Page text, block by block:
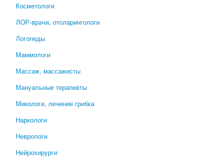
Косметологи
ЛОР-врачи, отоларингологи
Логопеды
Маммологи
Массаж, массажисты
Мануальные терапевты
Микологи, лечение грибка
Наркологи
Неврологи
Нейрохирурги